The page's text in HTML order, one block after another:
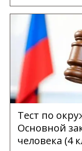
Тест по
Основной
человека (4